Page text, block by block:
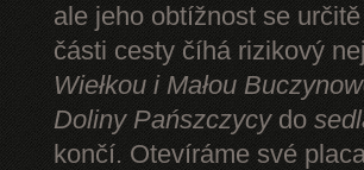
ale jeho obtížnost se
části cesty číhá rizikový
Wiełkou i Małou
Doliny Pańszczycydo
končí. Otevíráme své